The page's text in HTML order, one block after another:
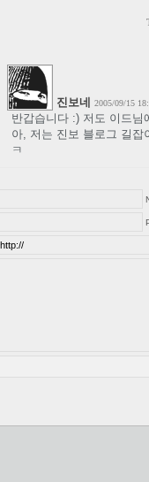
진보네 2005/09/15
반갑습니다 :) 저도 이드님
아, 저는 진보 블로그 길잡
ㅋ